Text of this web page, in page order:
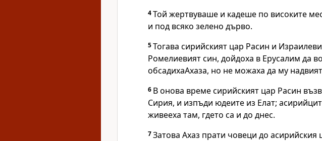
4Той жертвуваше и кадеше по високите
и под всяко зелено дърво.
5Тогава сирийският цар Расин и
Ромелиевият син, дойдоха в Ерусалим да
обсадихаАхаза, но не можаха да му
6 В онова време сирийският цар Расин
Сирия, и изпъди юдеите из Елат;
живееха там, гдето са и до днес.
7Затова Ахаз прати човеци до асирийския